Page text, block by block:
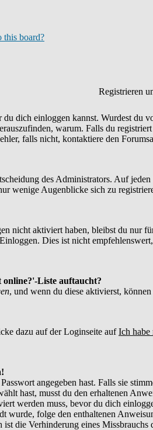
this board?
Registrieren
dich einloggen kannst. Wurdest du
warum. Falls du
falls nicht, kontaktiere den
des Administrators. Auf
wenige Augenblicke sich zu
nicht aktiviert haben, bleibst du nur
Dies ist nicht
Liste auftaucht?
, und wenn du diese aktivierst,
dazu auf der Loginseite aufIch habe
angegeben hast. Falls sie
hast, musst du den erhaltenen
werden muss, bevor du dich
folge den enthaltenen
die Verhinderung eines